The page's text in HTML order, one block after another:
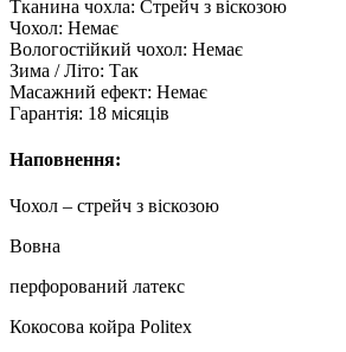
Тканина чохла: Стрейч з віскозою
Чохол: Немає
Вологостійкий чохол: Немає
Зима / Літо: Так
Масажний ефект: Немає
Гарантія: 18 місяців
Наповнення:
Чохол – стрейч з віскозою
Вовна
перфорований латекс
Кокосова койра Politex